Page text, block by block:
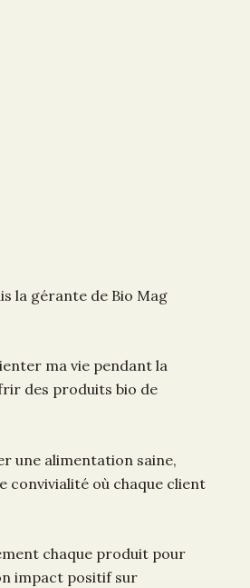
la gérante de Bio Mag
ma vie pendant la
des produits bio de
une alimentation saine,
convivialité où chaque client
chaque produit pour
impact positif sur